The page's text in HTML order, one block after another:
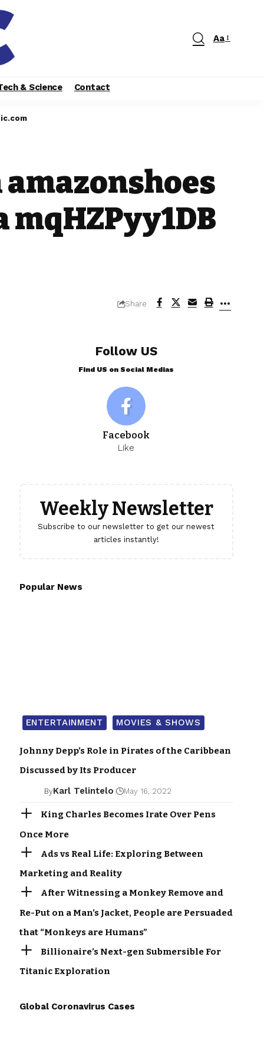
Aa
& Science Contact
amazonshoes
mqHZPyy1DB
Share
Follow US
Find US on Social Medias
Facebook
Like
Weekly Newsletter
Subscribe to our newsletter to get our newest
articles instantly!
Popular News
ENTERTAINMENT MOVIES & SHOWS
Johnny Depp’s Role in Pirates of the Caribbean
Discussed by Its Producer
ByKarl Telintelo May 16, 2022
King Charles Becomes Irate Over Pens
Once More
Ads vs Real Life: Exploring Between
Marketing and Reality
After Witnessing a Monkey Remove and
Re-Put on a Man’s Jacket, People are Persuaded
that “Monkeys are Humans”
Billionaire’s Next-gen Submersible For
Titanic Exploration
Global Coronavirus Cases